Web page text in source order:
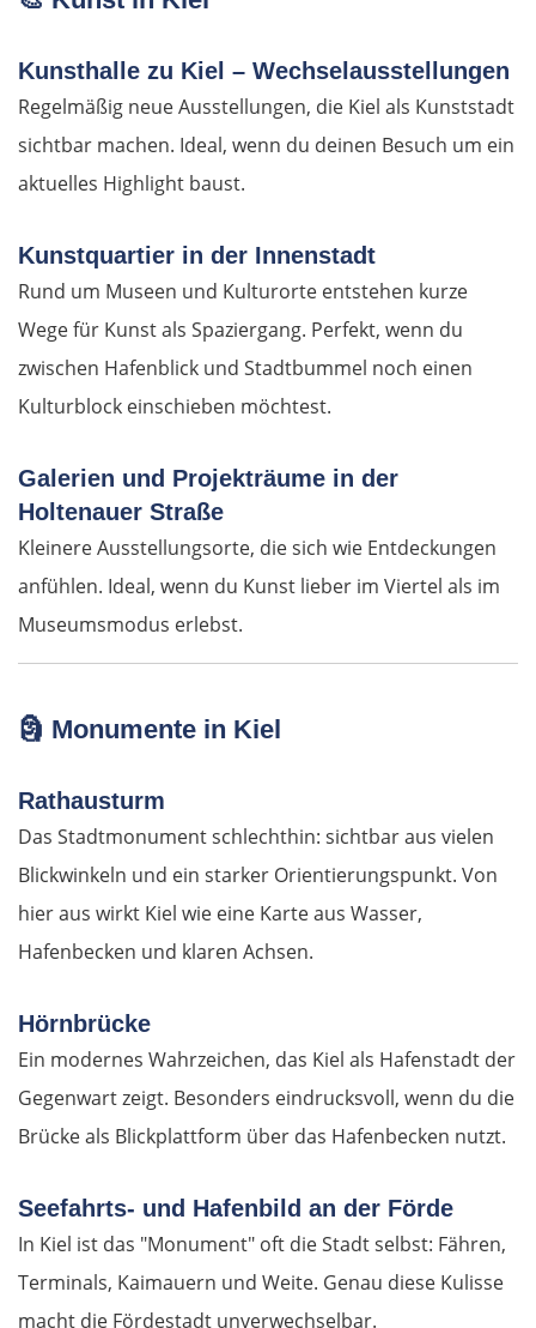
Kunsthalle zu Kiel – Wechselausstellungen
Regelmäßig neue Ausstellungen, die Kiel als Kunststadt
sichtbar machen. Ideal, wenn du deinen Besuch um ein
aktuelles Highlight baust.
Kunstquartier in der Innenstadt
Rund um Museen und Kulturorte entstehen kurze
Wege für Kunst als Spaziergang. Perfekt, wenn du
zwischen Hafenblick und Stadtbummel noch einen
Kulturblock einschieben möchtest.
Galerien und Projekträume in der
Holtenauer Straße
Kleinere Ausstellungsorte, die sich wie Entdeckungen
anfühlen. Ideal, wenn du Kunst lieber im Viertel als im
Museumsmodus erlebst.
🗿 Monumente in Kiel
Rathausturm
Das Stadtmonument schlechthin: sichtbar aus vielen
Blickwinkeln und ein starker Orientierungspunkt. Von
hier aus wirkt Kiel wie eine Karte aus Wasser,
Hafenbecken und klaren Achsen.
Hörnbrücke
Ein modernes Wahrzeichen, das Kiel als Hafenstadt der
Gegenwart zeigt. Besonders eindrucksvoll, wenn du die
Brücke als Blickplattform über das Hafenbecken nutzt.
Seefahrts- und Hafenbild an der Förde
In Kiel ist das "Monument" oft die Stadt selbst: Fähren,
Terminals, Kaimauern und Weite. Genau diese Kulisse
macht die Fördestadt unverwechselbar.